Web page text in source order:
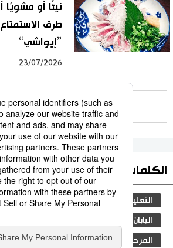
نيئًا أو
طرق الاستمتاع
”إيواشي“
23/07/2026
للمزيد
الكلمات الأكثر بحثا
التعليم الياباني ثقافة جيجي
اليابان
المرحلة الابتدائية الجريمة